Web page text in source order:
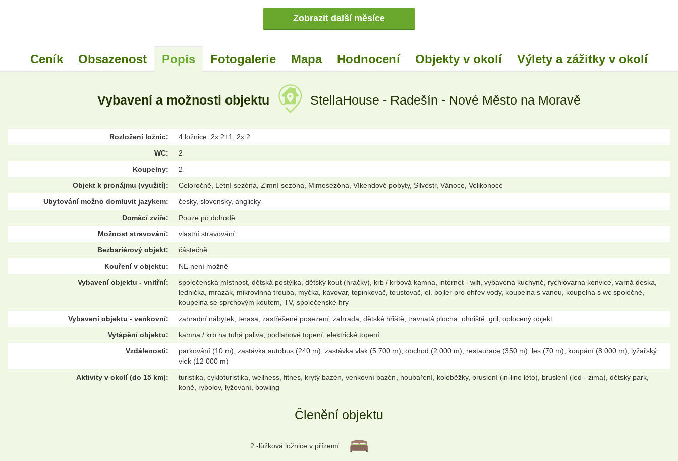
Zobrazit další měsíce
Ceník Obsazenost Popis Fotogalerie Mapa Hodnocení Objekty v okolí Výlety a zážitky v okolí
Vybavení a možnosti objektu StellaHouse - Radešín - Nové Město na Moravě
Rozložení ložnic:
4 ložnice: 2x 2+1, 2x 2
WC:
2
Koupelny:
2
Objekt k pronájmu (využití):
Celoročně, Letní sezóna, Zimní sezóna, Mimosezóna, Víkendové pobyty, Silvestr, Vánoce, Velikonoce
Ubytování možno domluvit jazykem:
česky, slovensky, anglicky
Domácí zvíře:
Pouze po dohodě
Možnost stravování:
vlastní stravování
Bezbariérový objekt:
částečně
Kouření v objektu:
NE není možné
Vybavení objektu - vnitřní:
společenská místnost, dětská postýlka, dětský kout (hračky), krb / krbová kamna, internet - wifi, vybavená kuchyně, rychlovarná konvice, varná deska,
lednička, mrazák, mikrovlnná trouba, myčka, kávovar, topinkovač, toustovač, el. bojler pro ohřev vody, koupelna s vanou, koupelna s wc společné,
koupelna se sprchovým koutem, TV, společenské hry
Vybavení objektu - venkovní:
zahradní nábytek, terasa, zastřešené posezení, zahrada, dětské hřiště, travnatá plocha, ohniště, gril, oplocený objekt
Vytápění objektu:
kamna / krb na tuhá paliva, podlahové topení, elektrické topení
Vzdálenosti:
parkování (10 m), zastávka autobus (240 m), zastávka vlak (5 700 m), obchod (2 000 m), restaurace (350 m), les (70 m), koupání (8 000 m), lyžařský
vlek (12 000 m)
Aktivity v okolí (do 15 km):
turistika, cykloturistika, wellness, fitnes, krytý bazén, venkovní bazén, houbaření, koloběžky, bruslení (in-line léto), bruslení (led - zima), dětský park,
koně, rybolov, lyžování, bowling
Členění objektu
2 -lůžková ložnice v přízemí